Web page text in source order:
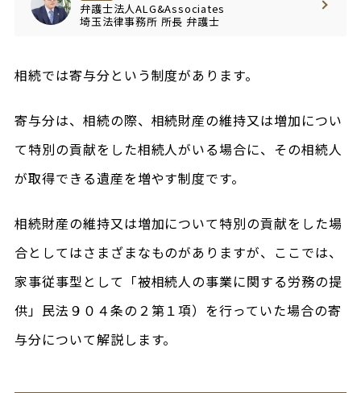
弁護士法人ALG&Associates
埼玉法律事務所 所長 弁護士
相続では寄与分という制度があります。
寄与分は、相続の際、相続財産の維持又は増加につい
て特別の貢献をした相続人がいる場合に、その相続人
が取得できる遺産を増やす制度です。
相続財産の維持又は増加について特別の貢献をした場
合としてはさまざまなものがありますが、ここでは、
家事従事型として「被相続人の事業に関する労務の提
供」民法９０４条の２第１項）を行っていた場合の寄
与分について解説します。